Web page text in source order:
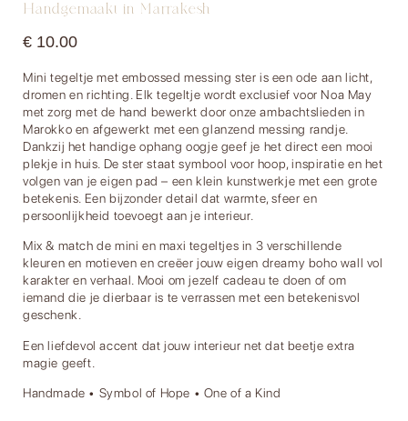
Handgemaakt in Marrakesh
€ 10.00
Mini tegeltje met embossed messing ster is een ode aan licht,
dromen en richting. Elk tegeltje wordt exclusief voor Noa May
met zorg met de hand bewerkt door onze ambachtslieden in
Marokko en afgewerkt met een glanzend messing randje.
Dankzij het handige ophang oogje geef je het direct een mooi
plekje in huis. De ster staat symbool voor hoop, inspiratie en het
volgen van je eigen pad – een klein kunstwerkje met een grote
betekenis. Een bijzonder detail dat warmte, sfeer en
persoonlijkheid toevoegt aan je interieur.
Mix & match de mini en maxi tegeltjes in 3 verschillende
kleuren en motieven en creëer jouw eigen dreamy boho wall vol
karakter en verhaal. Mooi om jezelf cadeau te doen of om
iemand die je dierbaar is te verrassen met een betekenisvol
geschenk.
Een liefdevol accent dat jouw interieur net dat beetje extra
magie geeft.
Handmade • Symbol of Hope • One of a Kind